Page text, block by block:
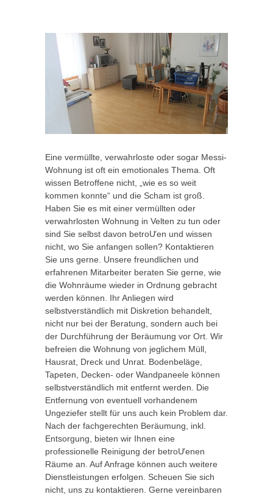
Eine vermüllte, verwahrloste oder sogar Messi-
Wohnung ist oft ein emotionales Thema. Oft
wissen Betroffene nicht, „wie es so weit
kommen konnte“ und die Scham ist groß.
Haben Sie es mit einer vermüllten oder
verwahrlosten Wohnung in Velten zu tun oder
sind Sie selbst davon betroƯen und wissen
nicht, wo Sie anfangen sollen? Kontaktieren
Sie uns gerne. Unsere freundlichen und
erfahrenen Mitarbeiter beraten Sie gerne, wie
die Wohnräume wieder in Ordnung gebracht
werden können. Ihr Anliegen wird
selbstverständlich mit Diskretion behandelt,
nicht nur bei der Beratung, sondern auch bei
der Durchführung der Beräumung vor Ort. Wir
befreien die Wohnung von jeglichem Müll,
Hausrat, Dreck und Unrat. Bodenbeläge,
Tapeten, Decken- oder Wandpaneele können
selbstverständlich mit entfernt werden. Die
Entfernung von eventuell vorhandenem
Ungeziefer stellt für uns auch kein Problem dar.
Nach der fachgerechten Beräumung, inkl.
Entsorgung, bieten wir Ihnen eine
professionelle Reinigung der betroƯenen
Räume an. Auf Anfrage können auch weitere
Dienstleistungen erfolgen. Scheuen Sie sich
nicht, uns zu kontaktieren. Gerne vereinbaren